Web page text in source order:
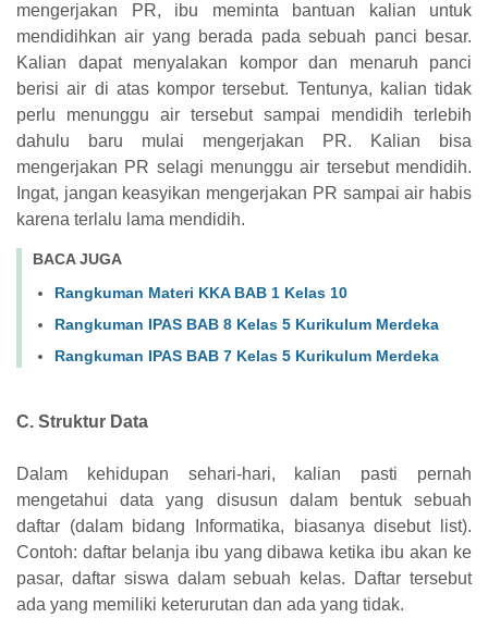
mengerjakan PR, ibu meminta bantuan kalian untuk
mendidihkan air yang berada pada sebuah panci besar.
Kalian dapat menyalakan kompor dan menaruh panci
berisi air di atas kompor tersebut. Tentunya, kalian tidak
perlu menunggu air tersebut sampai mendidih terlebih
dahulu baru mulai mengerjakan PR. Kalian bisa
mengerjakan PR selagi menunggu air tersebut mendidih.
Ingat, jangan keasyikan mengerjakan PR sampai air habis
karena terlalu lama mendidih.
BACA JUGA
Rangkuman Materi KKA BAB 1 Kelas 10
Rangkuman IPAS BAB 8 Kelas 5 Kurikulum Merdeka
Rangkuman IPAS BAB 7 Kelas 5 Kurikulum Merdeka
C. Struktur Data
Dalam kehidupan sehari-hari, kalian pasti pernah
mengetahui data yang disusun dalam bentuk sebuah
daftar (dalam bidang Informatika, biasanya disebut list).
Contoh: daftar belanja ibu yang dibawa ketika ibu akan ke
pasar, daftar siswa dalam sebuah kelas. Daftar tersebut
ada yang memiliki keterurutan dan ada yang tidak.